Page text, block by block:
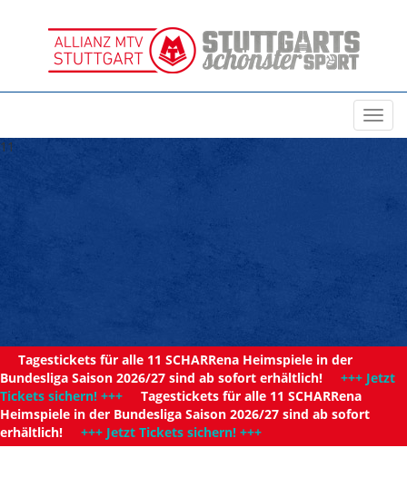
11
Tagestickets für alle 11 SCHARRena Heimspiele in der
Bundesliga Saison 2026/27 sind ab sofort erhältlich! +++ Jetzt
Tickets sichern! +++ Tagestickets für alle 11 SCHARRena
Heimspiele in der Bundesliga Saison 2026/27 sind ab sofort
erhältlich! +++ Jetzt Tickets sichern! +++